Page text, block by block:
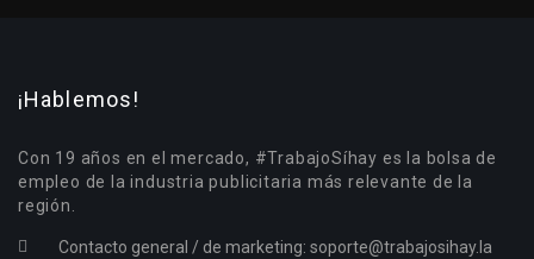
¡Hablemos!
Con 19 años en el mercado, #TrabajoSíhay es la bolsa de
empleo de la industria publicitaria más relevante de la
región.
Contacto general / de marketing: soporte@trabajosihay.la